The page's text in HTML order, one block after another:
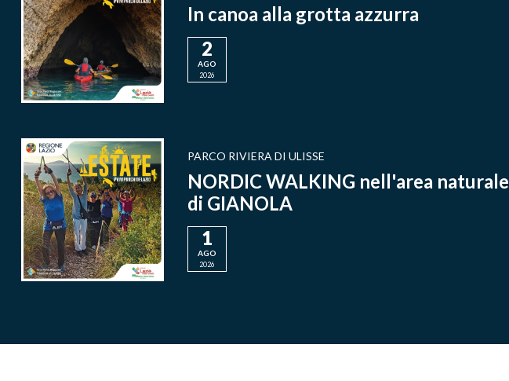
In canoa alla grotta azzurra
2
AGO
2026
PARCO RIVIERA DI ULISSE
NORDIC WALKING nell'area naturale
di GIANOLA
1
AGO
2026